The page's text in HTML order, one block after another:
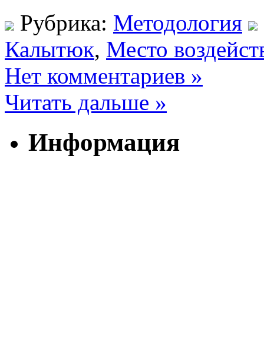
Рубрика: Методология
Калытюк, Место
Нет комментариев »
Читать дальше »
Информация